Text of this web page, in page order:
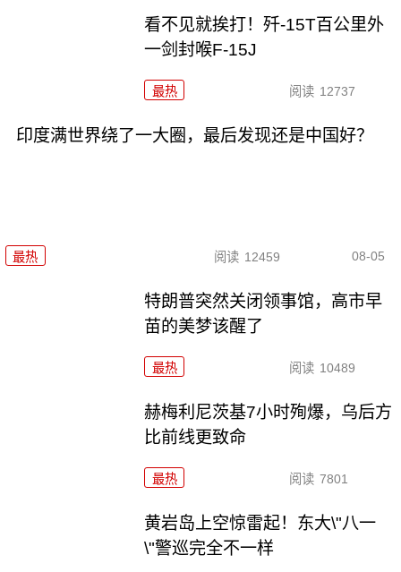
看不见就挨打！歼-15T百公里外
一剑封喉F-15J
最热 阅读 12737
印度满世界绕了一大圈，最后发现还是中国好？
最热 阅读 12459 08-05
特朗普突然关闭领事馆，高市早
苗的美梦该醒了
最热 阅读 10489
赫梅利尼茨基7小时殉爆，乌后方
比前线更致命
最热 阅读 7801
黄岩岛上空惊雷起！东大\"八一
\"警巡完全不一样